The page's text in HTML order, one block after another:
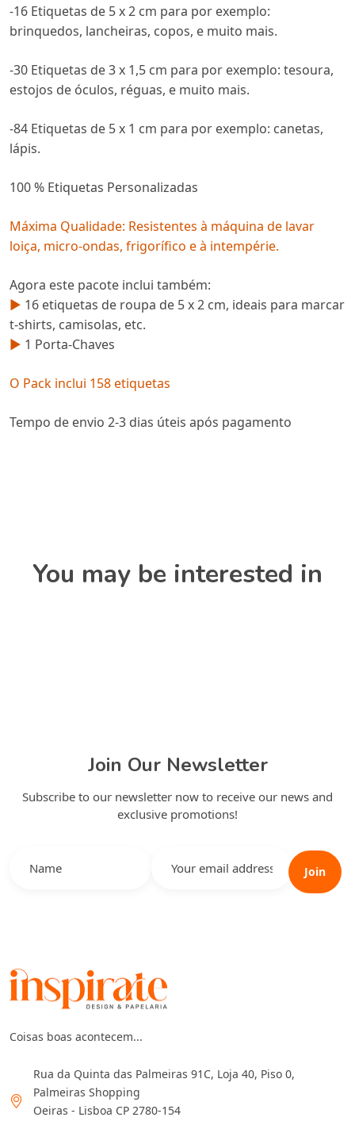
-16 Etiquetas de 5 x 2 cm para por exemplo:
brinquedos, lancheiras, copos, e muito mais.
-30 Etiquetas de 3 x 1,5 cm para por exemplo: tesoura,
estojos de óculos, réguas, e muito mais.
-84 Etiquetas de 5 x 1 cm para por exemplo: canetas,
lápis.
100 % Etiquetas Personalizadas
Máxima Qualidade: Resistentes à máquina de lavar
loiça, micro-ondas, frigorífico e à intempérie.
Agora este pacote inclui também:
► 16 etiquetas de roupa de 5 x 2 cm, ideais para marcar
t-shirts, camisolas, etc.
► 1 Porta-Chaves
O Pack inclui 158 etiquetas
Tempo de envio 2-3 dias úteis após pagamento
You may be interested in
Join Our Newsletter
Subscribe to our newsletter now to receive our news and
exclusive promotions!
Join
Coisas boas acontecem...
Rua da Quinta das Palmeiras 91C, Loja 40, Piso 0,
Palmeiras Shopping
Oeiras - Lisboa CP 2780-154